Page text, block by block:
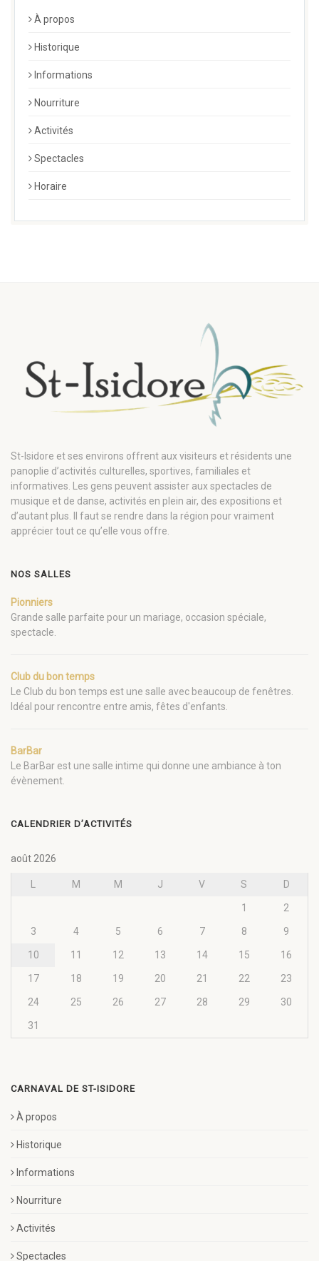
À propos
Historique
Informations
Nourriture
Activités
Spectacles
Horaire
St-Isidore et ses environs offrent aux visiteurs et résidents une
panoplie d’activités culturelles, sportives, familiales et
informatives. Les gens peuvent assister aux spectacles de
musique et de danse, activités en plein air, des expositions et
d’autant plus. Il faut se rendre dans la région pour vraiment
apprécier tout ce qu’elle vous offre.
NOS SALLES
Pionniers
Grande salle parfaite pour un mariage, occasion spéciale,
spectacle.
Club du bon temps
Le Club du bon temps est une salle avec beaucoup de fenêtres.
Idéal pour rencontre entre amis, fêtes d'enfants.
BarBar
Le BarBar est une salle intime qui donne une ambiance à ton
évènement.
CALENDRIER D’ACTIVITÉS
août 2026
M M J V S D
1 2
3 4 5 6 7 8 9
10 11 12 13 14 15 16
17 18 19 20 21 22 23
24 25 26 27 28 29 30
31
CARNAVAL DE ST-ISIDORE
À propos
Historique
Informations
Nourriture
Activités
Spectacles